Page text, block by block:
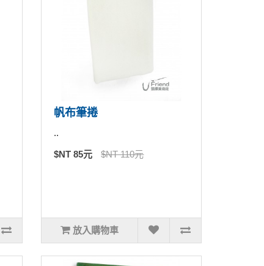
帆布筆捲
..
$NT 85元 $NT 110元
放入購物車